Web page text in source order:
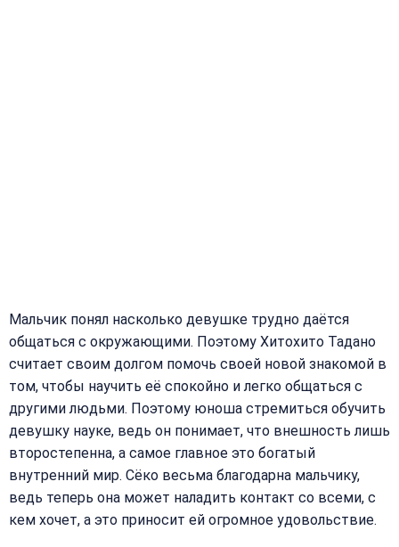
Мальчик понял насколько девушке трудно даётся
общаться с окружающими. Поэтому Хитохито Тадано
считает своим долгом помочь своей новой знакомой в
том, чтобы научить её спокойно и легко общаться с
другими людьми. Поэтому юноша стремиться обучить
девушку науке, ведь он понимает, что внешность лишь
второстепенна, а самое главное это богатый
внутренний мир. Сёко весьма благодарна мальчику,
ведь теперь она может наладить контакт со всеми, с
кем хочет, а это приносит ей огромное удовольствие.